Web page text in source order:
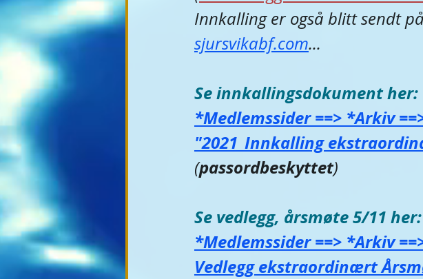
Innkalling er også blitt sendt
sjursvikabf.com...
Se innkallingsdokument her:
*Medlemssider ==> *Arkiv
"2021_Innkalling
(passordbeskyttet)
Se vedlegg, årsmøte 5/11 her:
*Medlemssider ==> *Arkiv
Vedlegg ekstraordinært